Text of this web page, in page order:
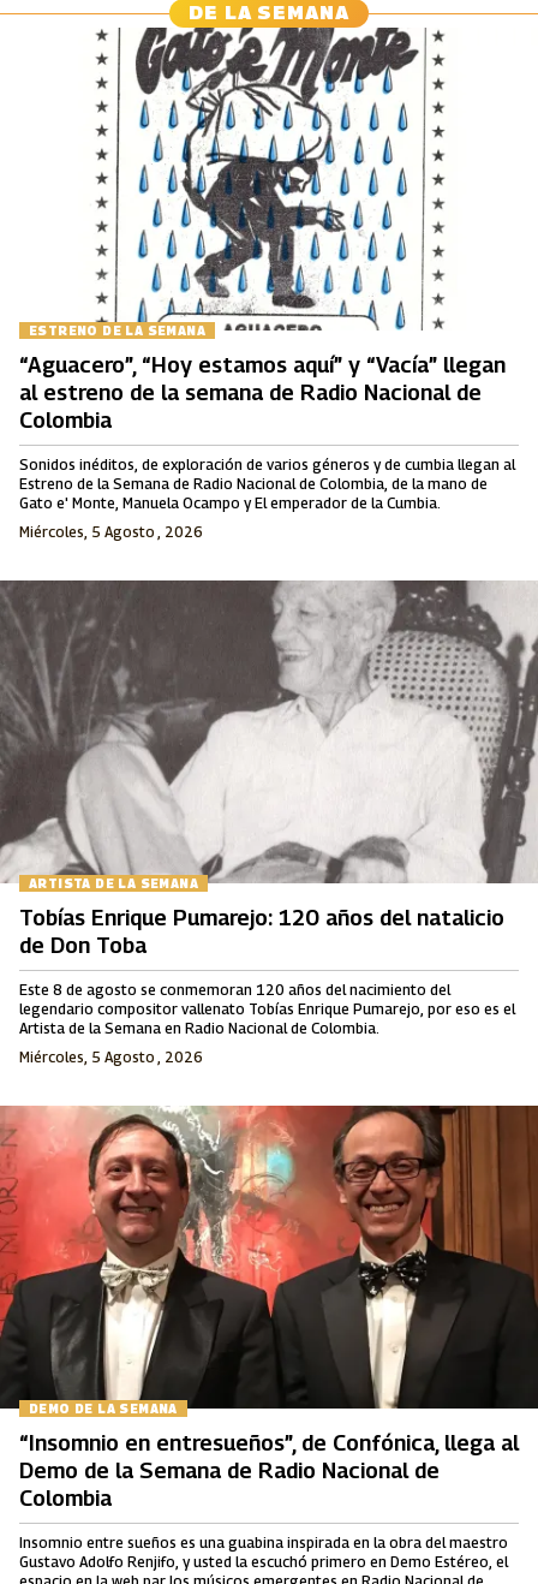
DE LA SEMANA
ESTRENO DE LA SEMANA
“Aguacero”, “Hoy estamos aquí” y “Vacía” llegan
al estreno de la semana de Radio Nacional de
Colombia
Sonidos inéditos, de exploración de varios géneros y de cumbia llegan al
Estreno de la Semana de Radio Nacional de Colombia, de la mano de
Gato e' Monte, Manuela Ocampo y El emperador de la Cumbia.
Miércoles, 5 Agosto , 2026
ARTISTA DE LA SEMANA
Tobías Enrique Pumarejo: 120 años del natalicio
de Don Toba
Este 8 de agosto se conmemoran 120 años del nacimiento del
legendario compositor vallenato Tobías Enrique Pumarejo, por eso es el
Artista de la Semana en Radio Nacional de Colombia.
Miércoles, 5 Agosto , 2026
DEMO DE LA SEMANA
“Insomnio en entresueños”, de Confónica, llega al
Demo de la Semana de Radio Nacional de
Colombia
Insomnio entre sueños es una guabina inspirada en la obra del maestro
Gustavo Adolfo Renjifo, y usted la escuchó primero en Demo Estéreo, el